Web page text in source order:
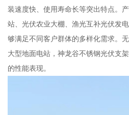
装速度快、使用寿命长等突出特点。
站、光伏农业大棚、渔光互补光伏发
够满足不同客户群体的多样化需求。
大型地面电站，神龙谷不锈钢光伏支
的性能表现。